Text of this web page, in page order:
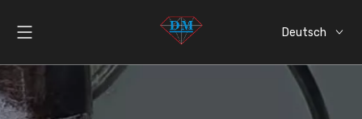
Deutsch
العربية
Español